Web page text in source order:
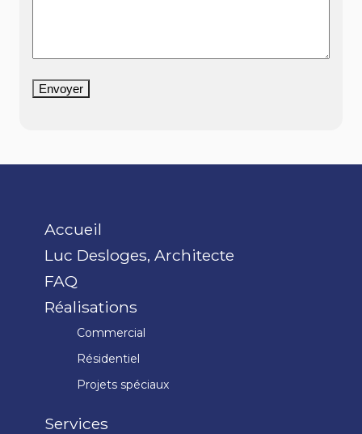
Envoyer
Accueil
Luc Desloges, Architecte
FAQ
Réalisations
Commercial
Résidentiel
Projets spéciaux
Services